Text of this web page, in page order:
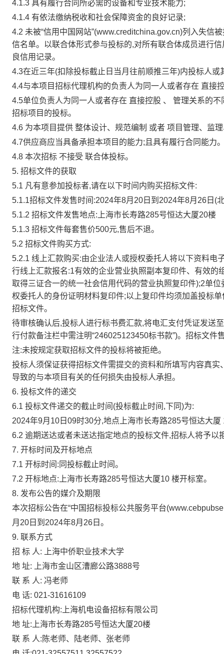
4.1.3 具有履行合同所必需的设备和专业技术能力;
4.1.4 有依法缴纳税收和社会保障资金的良好记录;
4.2 未被“信用中国网站”(www.creditchina.gov.cn)列入失信
信名单。以联合体形式参与投标的,对所有联合体成员进行
良信用记录。
4.3在近三年(扣除投标截止日当月往前顺推三年)内投标人
4.4与本项目招标代理机构的负责人为同一人或者存在 直接
4.5单位负责人为同一人或者存在 直接控股 、 管理关系的不
招标项目的投标。
4.6 为本项目提供 整体设计、规范编制 或者 项目管理、监
4.7供应商应当具备承担本项目的能力;且具有履行合同能力
4.8 本次招标 不接受 联合体投标。
5. 招标文件的获取
5.1 凡有意参加投标者,请在以下时间内购买招标文件:
5.1.1招标文件发售时间:2024年8月20日到2024年8月26日
5.1.2 招标文件发售地点:上海市长寿路285号恒达大厦20楼
5.1.3 招标文件每套售价500元,售后不退。
5.2 招标文件购买方式:
5.2.1 线上汇款购买:由企业法人或授权委托人将以下资料
行线上汇款报名:1有效的企业营业执照副本复印件、有效
取得三证合一的统一社会信用代码的营业执照复印件);2单
权委托人的身份证明材料复印件;以上复印件均须加盖投标
招标文件。
待审核确认后,投标人进行标书费汇款,将电汇支付凭证发送
行付款备注栏中需注明“246025123450标书款”)。招标文件
注:未按规定获取招标文件的投标将被拒绝。
投标人须保证获得招标文件需提交的资料和所填写内容真
导致的与本项目有关的任何损失由投标人承担。
6. 投标文件的递交
6.1 投标文件递交的截止时间(投标截止时间,下同)为:
2024年9月10日09时30分,地点上海市长寿路285号恒达大
6.2 逾期送达或者未送达指定地点的投标文件,招标人将予以
7. 开标时间及开标地点
7.1 开标时间:同投标截止时间。
7.2 开标地点:上海市长寿路285号恒达大厦10 楼开标室。
8. 发布公告的媒介及期限
本次招标公告在“中国招标投标公共服务平台
月20日到2024年8月26日。
9. 联系方式
招 标 人: 上海中侨职业技术大学
地 址: 上海市金山区漕廊公路3888号
联 系 人: 冯老师
电 话: 021-31616109
招标代理机构:上海机电设备招标有限公司
地 址:上海市长寿路285号恒达大厦20楼
联 系 人:陈老师、陆老师、张老师